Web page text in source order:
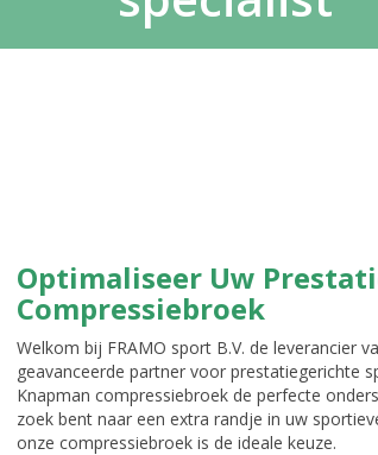
Optimaliseer Uw
Compressiebroek
Welkom bij FRAMO sport B.V. de leverancier
geavanceerde partner voor prestatiegerichte
Knapman compressiebroek de perfecte
zoek bent naar een extra randje in uw
onze compressiebroek is de ideale keuze.